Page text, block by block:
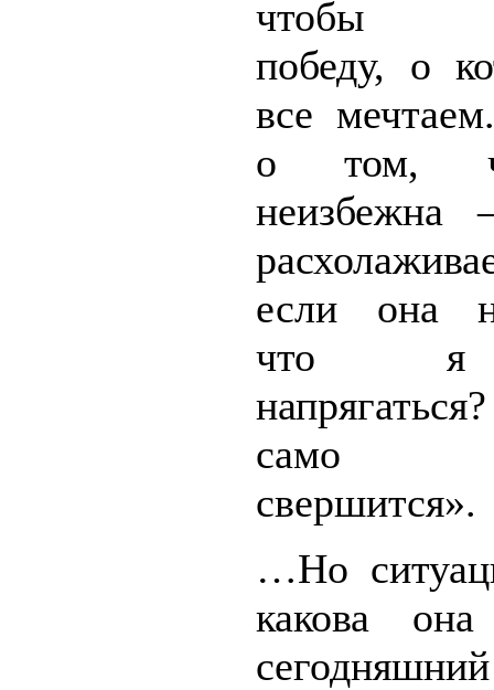
чтобы
победу, о
все
о том,
неизбежна
если она
что я
само
свершится».
…Но
какова